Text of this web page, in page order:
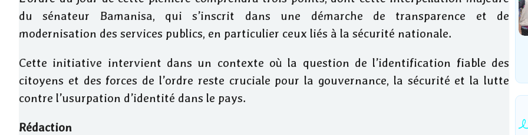
du sénateur Bamanisa, qui s’inscrit dans une démarche de transparence et de
modernisation des services publics, en particulier ceux liés à la sécurité nationale.
Cette initiative intervient dans un contexte où la question de l’identification fiable des
citoyens et des forces de l’ordre reste cruciale pour la gouvernance, la sécurité et la lutte
contre l’usurpation d’identité dans le pays.
Rédaction